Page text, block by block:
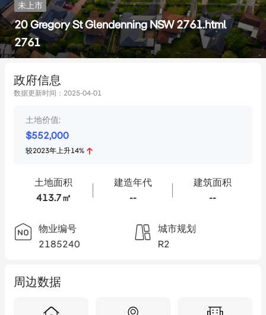
未上市
20 Gregory St Glendenning NSW 2761.html
2761
政府信息
数据更新时间： 2025-04-01
土地价值:
$552,000
较2023年上升14%
土地面积
413.7㎡
建造年代
--
建筑面积
--
物业编号
2185240
城市规划
R2
周边数据